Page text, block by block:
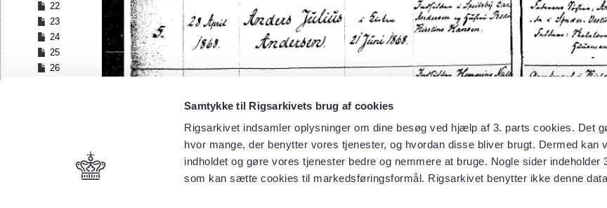
Samtykke til Rigsarkivets brug af cookies
Rigsarkivet indsamler oplysninger om dine besøg ved hjælp af 3. parts cookies. Det
hvor mange, der benytter vores tjenester, og hvordan disse bliver brugt. Dermed kan
indholdet og gøre vores tjenester bedre og nemmere at bruge. Nogle sider indeholder
som kan sætte cookies til markedsføringsformål. Rigsarkivet benytter ikke denne
22
23
24
25
26